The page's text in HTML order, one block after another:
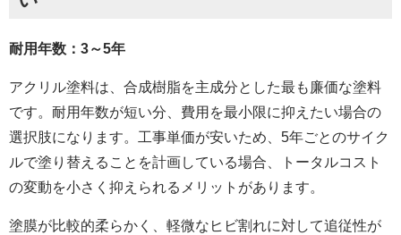
耐用年数：3～5年
アクリル塗料は、合成樹脂を主成分とした最も廉価な塗料
です。耐用年数が短い分、費用を最小限に抑えたい場合の
選択肢になります。工事単価が安いため、5年ごとのサイク
ルで塗り替えることを計画している場合、トータルコスト
の変動を小さく抑えられるメリットがあります。
塗膜が比較的柔らかく、軽微なヒビ割れに対して追従性が